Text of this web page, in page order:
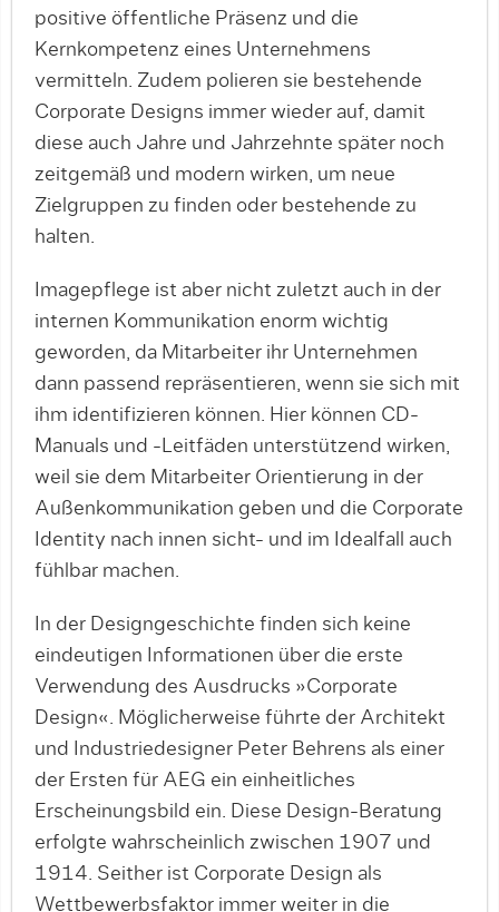
positive öffentliche Präsenz und die
Kernkompetenz eines Unternehmens
vermitteln. Zudem polieren sie bestehende
Corporate Designs immer wieder auf, damit
diese auch Jahre und Jahrzehnte später noch
zeitgemäß und modern wirken, um neue
Zielgruppen zu finden oder bestehende zu
halten.
Imagepflege ist aber nicht zuletzt auch in der
internen Kommunikation enorm wichtig
geworden, da Mitarbeiter ihr Unternehmen
dann passend repräsentieren, wenn sie sich mit
ihm identifizieren können. Hier können CD-
Manuals und -Leitfäden unterstützend wirken,
weil sie dem Mitarbeiter Orientierung in der
Außenkommunikation geben und die Corporate
Identity nach innen sicht- und im Idealfall auch
fühlbar machen.
In der Designgeschichte finden sich keine
eindeutigen Informationen über die erste
Verwendung des Ausdrucks »Corporate
Design«. Möglicherweise führte der Architekt
und Industriedesigner Peter Behrens als einer
der Ersten für AEG ein einheitliches
Erscheinungsbild ein. Diese Design-Beratung
erfolgte wahrscheinlich zwischen 1907 und
1914. Seither ist Corporate Design als
Wettbewerbsfaktor immer weiter in die